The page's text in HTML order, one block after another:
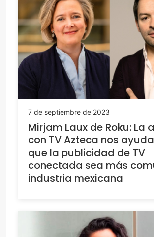
7 de septiembre de 2023
Mirjam Laux de Roku: La
con TV Azteca nos
que la publicidad de TV
conectada sea más
industria mexicana